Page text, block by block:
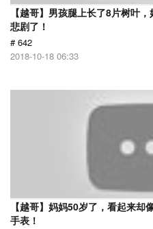
【越哥】男孩腿上长了8片树叶
悲剧了！
# 642
2018-10-18 06:33
【越哥】妈妈50岁了，看起来
手表！